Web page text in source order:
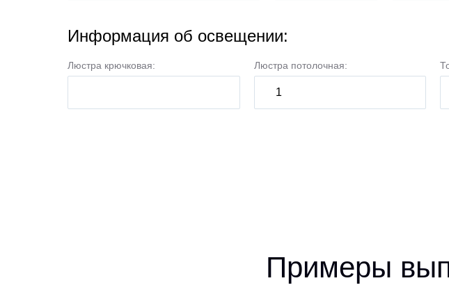
Информация об освещении:
Люстра крючковая: Люстра потолочная:
Примеры